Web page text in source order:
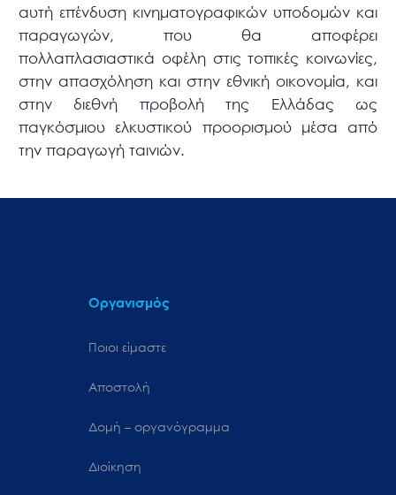
αυτή επένδυση κινηματογραφικών υποδομών και
παραγωγών, που θα αποφέρει
πολλαπλασιαστικά οφέλη στις τοπικές κοινωνίες,
στην απασχόληση και στην εθνική οικονομία, και
στην διεθνή προβολή της Ελλάδας ως
παγκόσμιου ελκυστικού προορισμού μέσα από
την παραγωγή ταινιών.
Οργανισμός
Ποιοι είμαστε
Αποστολή
Δομή – οργανόγραμμα
Διοίκηση